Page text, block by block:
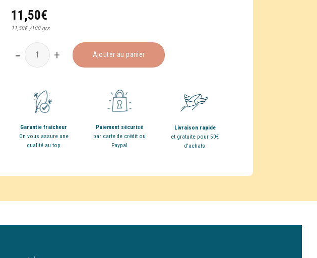
11,50€
11,50€ /100 grs
quantité de Blond Surfeur
Ajouter au panier
Garantie fraicheur
On vous assure une
qualité au top
Paiement sécurisé
par carte de crédit ou
Paypal
Livraison rapide
et gratuite pour 50€
d'achats